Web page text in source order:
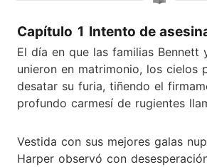
Capítulo 1 Intento de
El día en que las familias Bennett
unieron en matrimonio, los cielos
desatar su furia, tiñendo el
profundo carmesí de rugientes
Vestida con sus mejores galas
Harper observó con